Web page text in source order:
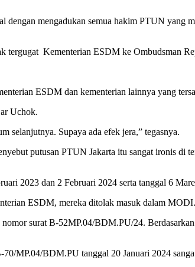
dengan mengadukan semua hakim PTUN yang
tergugat Kementerian ESDM ke Ombudsman
ESDM dan kementerian lainnya yang
Uchok.
selanjutnya. Supaya ada efek jera,” tegasnya.
putusan PTUN Jakarta itu sangat ironis di
2023 dan 2 Februari 2024 serta tanggal 6
ESDM, mereka ditolak masuk dalam MODI.
surat B-52MP.04/BDM.PU/24.
MP.04/BDM.PU tanggal 20 Januari 2024